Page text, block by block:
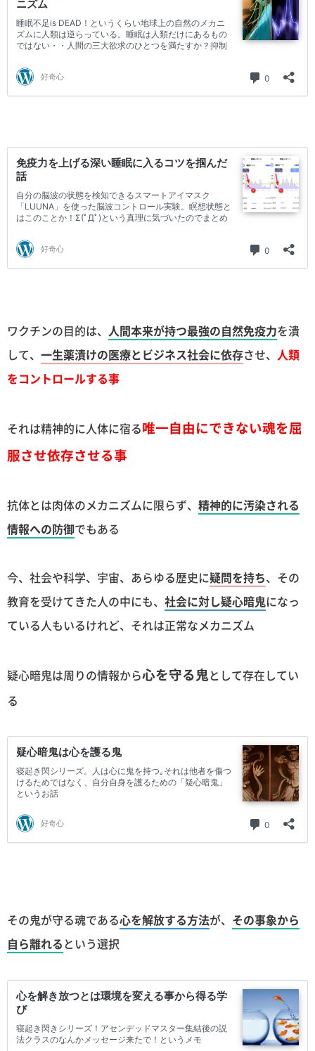
ワクチンの目的は、 人間本来が持つ最強の自然免疫力を潰
して、 一生薬漬けの医療とビジネス社会に依存させ、 人類
をコントロールする事
それは精神的に人体に宿る唯一自由にできない魂を屈
服させ依存させる事
抗体とは肉体のメカニズムに限らず、 精神的に汚染される
情報への防御でもある
今、社会や科学、宇宙、あらゆる歴史に疑問を持ち、その
教育を受けてきた人の中にも、 社会に対し疑心暗鬼になっ
ている人もいるけれど、それは正常なメカニズム
疑心暗鬼は周りの情報から心を守る鬼として存在してい
る
その鬼が守る魂である心を解放する方法が、 その事象から
自ら離れるという選択